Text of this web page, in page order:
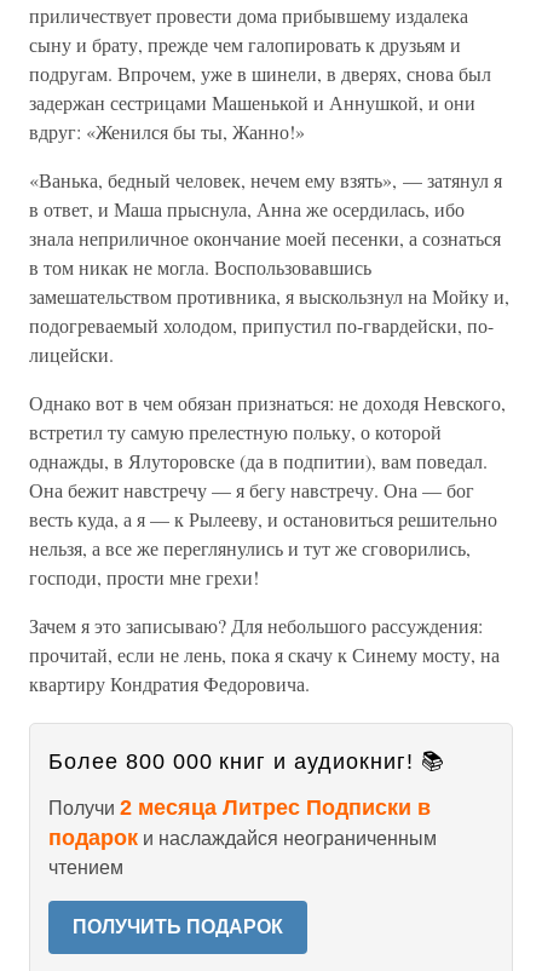
приличествует провести дома прибывшему издалека
сыну и брату, прежде чем галопировать к друзьям и
подругам. Впрочем, уже в шинели, в дверях, снова был
задержан сестрицами Машенькой и Аннушкой, и они
вдруг: «Женился бы ты, Жанно!»
«Ванька, бедный человек, нечем ему взять», — затянул я
в ответ, и Маша прыснула, Анна же осердилась, ибо
знала неприличное окончание моей песенки, а сознаться
в том никак не могла. Воспользовавшись
замешательством противника, я выскользнул на Мойку и,
подогреваемый холодом, припустил по-гвардейски, по-
лицейски.
Однако вот в чем обязан признаться: не доходя Невского,
встретил ту самую прелестную польку, о которой
однажды, в Ялуторовске (да в подпитии), вам поведал.
Она бежит навстречу — я бегу навстречу. Она — бог
весть куда, а я — к Рылееву, и остановиться решительно
нельзя, а все же переглянулись и тут же сговорились,
господи, прости мне грехи!
Зачем я это записываю? Для небольшого рассуждения:
прочитай, если не лень, пока я скачу к Синему мосту, на
квартиру Кондратия Федоровича.
Более 800 000 книг и аудиокниг! 📚
Получи 2 месяца Литрес Подписки в
подарок и наслаждайся неограниченным
чтением
ПОЛУЧИТЬ ПОДАРОК